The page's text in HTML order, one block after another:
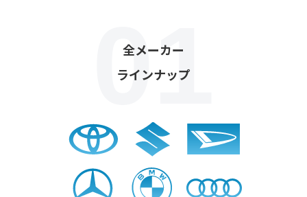
全メーカー
ラインナップ